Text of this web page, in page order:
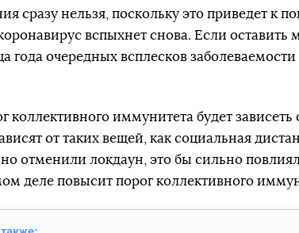
сразу нельзя, поскольку это приведет к
вспыхнет снова. Если оставить
года очередных всплесков
коллективного иммунитета будет зависеть
от таких вещей, как социальная
отменили локдаун, это бы сильно
деле повысит порог коллективного